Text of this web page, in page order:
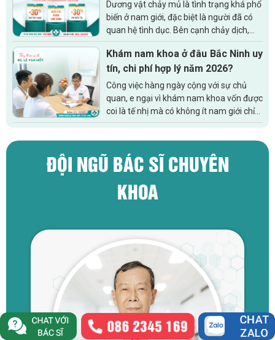
Dương vật chảy mủ là tình trạng khá phổ
biến ở nam giới, đặc biệt là người đã có
quan hệ tình dục. Bên cạnh chảy dịch,
một số người còn bị đau rát, sưng tấy…
ảnh hưởng lớn tới...
Khám nam khoa ở đâu Bắc Ninh uy
tín, chi phí hợp lý năm 2026?
Công việc hàng ngày cộng với sự chủ
quan, e ngại vì khám nam khoa vốn được
coi là tế nhị mà có không ít nam giới chỉ
đến khi triệu chứng trở nên nghiêm
ĐỘI NGŨ BÁC SĨ CHUYÊN
KHOA